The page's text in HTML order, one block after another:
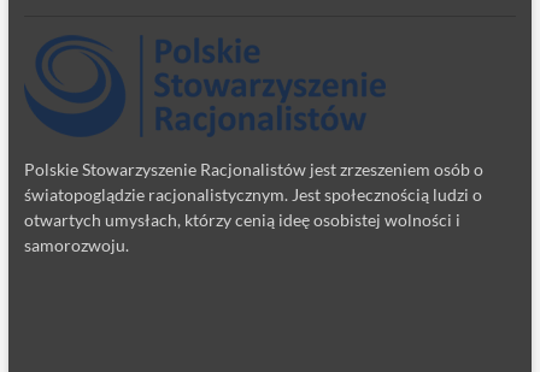
Polskie Stowarzyszenie Racjonalistów jest zrzeszeniem osób o
światopoglądzie racjonalistycznym. Jest społecznością ludzi o
otwartych umysłach, którzy cenią ideę osobistej wolności i
samorozwoju.